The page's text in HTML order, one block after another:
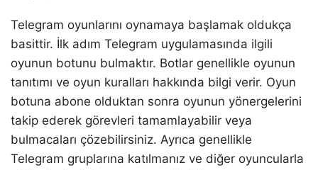
Telegram oyunlarını oynamaya başlamak oldukça
basittir. İlk adım Telegram uygulamasında ilgili
oyunun botunu bulmaktır. Botlar genellikle oyunun
tanıtımı ve oyun kuralları hakkında bilgi verir. Oyun
botuna abone olduktan sonra oyunun yönergelerini
takip ederek görevleri tamamlayabilir veya
bulmacaları çözebilirsiniz. Ayrıca genellikle
Telegram gruplarına katılmanız ve diğer oyuncularla